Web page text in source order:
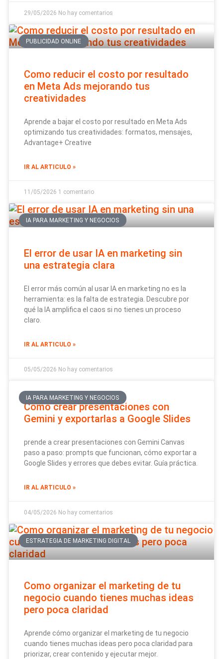
29/05/2026 No hay comentarios
PUBLICIDAD ONLINE
Como reducir el costo por resultado
en Meta Ads mejorando tus
creatividades
Aprende a bajar el costo por resultado en Meta Ads
optimizando tus creatividades: formatos, mensajes,
Advantage+ Creative
IR AL ARTICULO »
11/05/2026 1 comentario
IA PARA MARKETING Y NEGOCIOS
El error de usar IA en marketing sin
una estrategia clara
El error más común al usar IA en marketing no es la
herramienta: es la falta de estrategia. Descubre por
qué la IA amplifica el caos si no tienes un proceso
claro.
IR AL ARTICULO »
05/05/2026 No hay comentarios
IA PARA MARKETING Y NEGOCIOS
Cómo crear presentaciones con
Gemini y exportarlas a Google Slides
prende a crear presentaciones con Gemini Canvas
paso a paso: prompts que funcionan, cómo exportar a
Google Slides y errores que debes evitar. Guía práctica.
IR AL ARTICULO »
04/05/2026 No hay comentarios
ESTRATEGIA DE MARKETING DIGITAL
Como organizar el marketing de tu
negocio cuando tienes muchas ideas
pero poca claridad
Aprende cómo organizar el marketing de tu negocio
cuando tienes muchas ideas pero poca claridad para
priorizar, crear contenido y ejecutar mejor.